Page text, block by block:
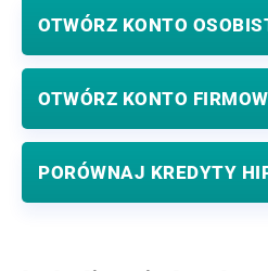
OTWÓRZ KONTO
OTWÓRZ KONTO
PORÓWNAJ KREDYTY